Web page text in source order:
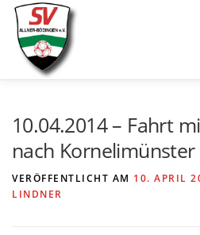
Zum
Inhalt
springen
10.04.2014 – Fahrt
nach Kornelimünster
VERÖFFENTLICHT AM 10. APRIL
LINDNER